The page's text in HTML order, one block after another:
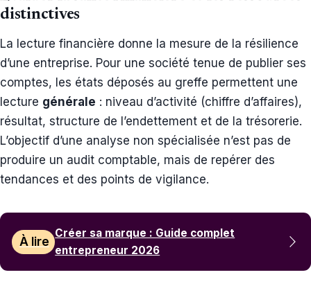
distinctives
La lecture financière donne la mesure de la résilience
d’une entreprise. Pour une société tenue de publier ses
comptes, les états déposés au greffe permettent une
lecture générale : niveau d’activité (chiffre d’affaires),
résultat, structure de l’endettement et de la trésorerie.
L’objectif d’une analyse non spécialisée n’est pas de
produire un audit comptable, mais de repérer des
tendances et des points de vigilance.
À lire
Créer sa marque : Guide complet
entrepreneur 2026